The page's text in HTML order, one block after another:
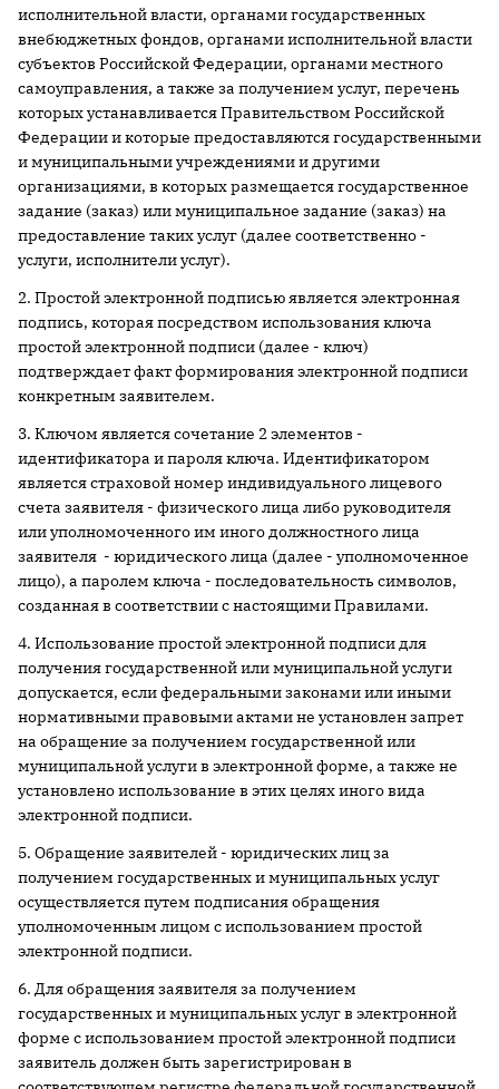
исполнительной власти, органами государственных
внебюджетных фондов, органами исполнительной власти
субъектов Российской Федерации, органами местного
самоуправления, а также за получением услуг, перечень
которых устанавливается Правительством Российской
Федерации и которые предоставляются государственными
и муниципальными учреждениями и другими
организациями, в которых размещается государственное
задание (заказ) или муниципальное задание (заказ) на
предоставление таких услуг (далее соответственно -
услуги, исполнители услуг).
2. Простой электронной подписью является электронная
подпись, которая посредством использования ключа
простой электронной подписи (далее - ключ)
подтверждает факт формирования электронной подписи
конкретным заявителем.
3. Ключом является сочетание 2 элементов -
идентификатора и пароля ключа. Идентификатором
является страховой номер индивидуального лицевого
счета заявителя - физического лица либо руководителя
или уполномоченного им иного должностного лица
заявителя - юридического лица (далее - уполномоченное
лицо), а паролем ключа - последовательность символов,
созданная в соответствии с настоящими Правилами.
4. Использование простой электронной подписи для
получения государственной или муниципальной услуги
допускается, если федеральными законами или иными
нормативными правовыми актами не установлен запрет
на обращение за получением государственной или
муниципальной услуги в электронной форме, а также не
установлено использование в этих целях иного вида
электронной подписи.
5. Обращение заявителей - юридических лиц за
получением государственных и муниципальных услуг
осуществляется путем подписания обращения
уполномоченным лицом с использованием простой
электронной подписи.
6. Для обращения заявителя за получением
государственных и муниципальных услуг в электронной
форме с использованием простой электронной подписи
заявитель должен быть зарегистрирован в